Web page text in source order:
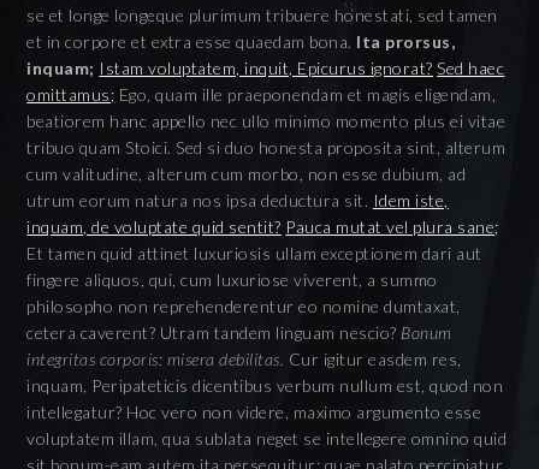
se et longe longeque plurimum tribuere honestati, sed tamen
et in corpore et extra esse quaedam bona. Ita prorsus,
inquam; Istam voluptatem, inquit, Epicurus ignorat? Sed haec
omittamus; Ego, quam ille praeponendam et magis eligendam,
beatiorem hanc appello nec ullo minimo momento plus ei vitae
tribuo quam Stoici. Sed si duo honesta proposita sint, alterum
cum valitudine, alterum cum morbo, non esse dubium, ad
utrum eorum natura nos ipsa deductura sit. Idem iste,
inquam, de voluptate quid sentit? Pauca mutat vel plura sane;
Et tamen quid attinet luxuriosis ullam exceptionem dari aut
fingere aliquos, qui, cum luxuriose viverent, a summo
philosopho non reprehenderentur eo nomine dumtaxat,
cetera caverent? Utram tandem linguam nescio? Bonum
integritas corporis: misera debilitas. Cur igitur easdem res,
inquam, Peripateticis dicentibus verbum nullum est, quod non
intellegatur? Hoc vero non videre, maximo argumento esse
voluptatem illam, qua sublata neget se intellegere omnino quid
sit bonum-eam autem ita persequitur: quae palato percipiatur,